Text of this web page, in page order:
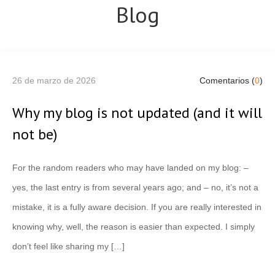
Blog
26 de marzo de 2026 Comentarios (0)
Why my blog is not updated (and it will
not be)
For the random readers who may have landed on my blog: –
yes, the last entry is from several years ago; and – no, it’s not a
mistake, it is a fully aware decision. If you are really interested in
knowing why, well, the reason is easier than expected. I simply
don’t feel like sharing my […]